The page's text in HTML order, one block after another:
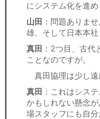
にシステム化を進め
山田 ：問題ありま
雄、そして日本本社
真田 ：2つ目、古代
ことなのですが。
真田協理は少し遠
真田 ：これはシス
かもしれない懸念
場スタッフにも自